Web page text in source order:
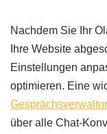
Nachdem Sie Ihr
Ihre Website
Einstellungen
optimieren. Eine
über alle Chat-